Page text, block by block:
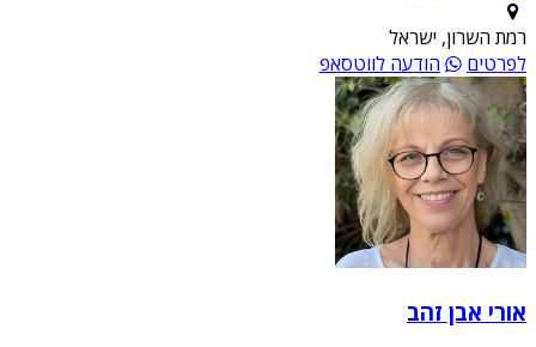
רמת השרון, ישראל
לפרטים
הודעה לווטסאפ
אורי אבן זהב